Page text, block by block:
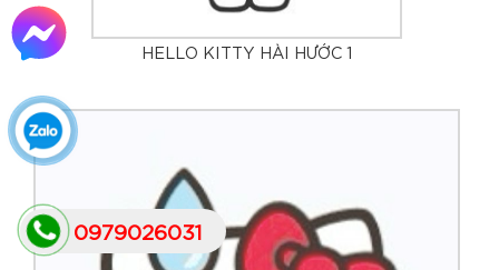
HELLO KITTY HÀI HƯỚC 1
0979026031